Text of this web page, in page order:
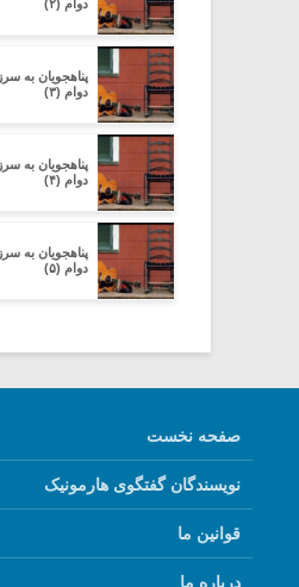
دوام (۲)
پناهجویان به
دوام (۳)
پناهجویان به
دوام (۴)
پناهجویان به
دوام (۵)
صفحه نخست
نویسندگان گفتگوی هارمونیک
قوانین ما
درباره ما